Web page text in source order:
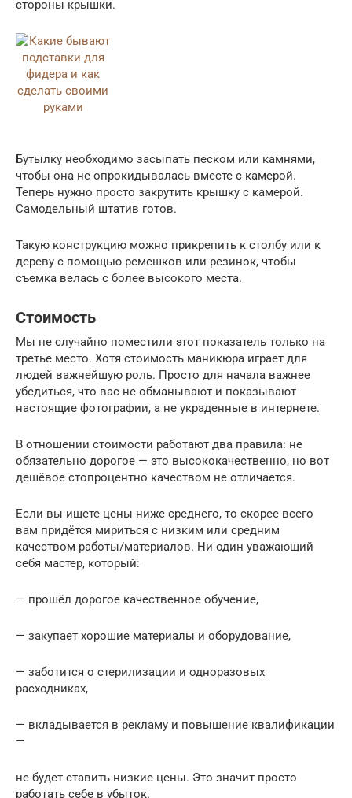
стороны крышки.
Бутылку необходимо засыпать песком или камнями,
чтобы она не опрокидывалась вместе с камерой.
Теперь нужно просто закрутить крышку с камерой.
Самодельный штатив готов.
Такую конструкцию можно прикрепить к столбу или к
дереву с помощью ремешков или резинок, чтобы
съемка велась с более высокого места.
Стоимость
Мы не случайно поместили этот показатель только на
третье место. Хотя стоимость маникюра играет для
людей важнейшую роль. Просто для начала важнее
убедиться, что вас не обманывают и показывают
настоящие фотографии, а не украденные в интернете.
В отношении стоимости работают два правила: не
обязательно дорогое — это высококачественно, но вот
дешёвое стопроцентно качеством не отличается.
Если вы ищете цены ниже среднего, то скорее всего
вам придётся мириться с низким или средним
качеством работы/материалов. Ни один уважающий
себя мастер, который:
— прошёл дорогое качественное обучение,
— закупает хорошие материалы и оборудование,
— заботится о стерилизации и одноразовых
расходниках,
— вкладывается в рекламу и повышение квалификации
—
не будет ставить низкие цены. Это значит просто
работать себе в убыток.